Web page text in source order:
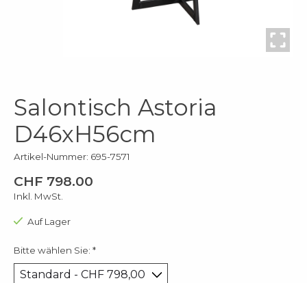
Salontisch Astoria
D46xH56cm
Artikel-Nummer: 695-7571
CHF 798.00
Inkl. MwSt.
Auf Lager
Bitte wählen Sie: *